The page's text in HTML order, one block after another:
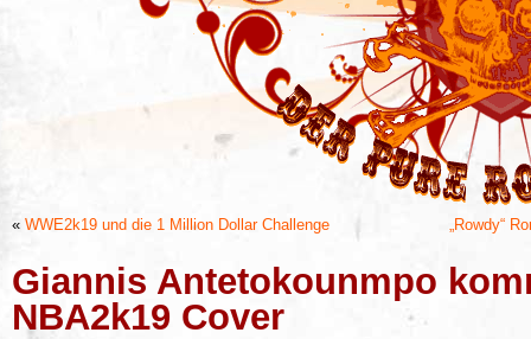
« WWE2k19 und die 1 Million Dollar Challenge „Rowdy“
Giannis Antetokounmpo
NBA2k19 Cover